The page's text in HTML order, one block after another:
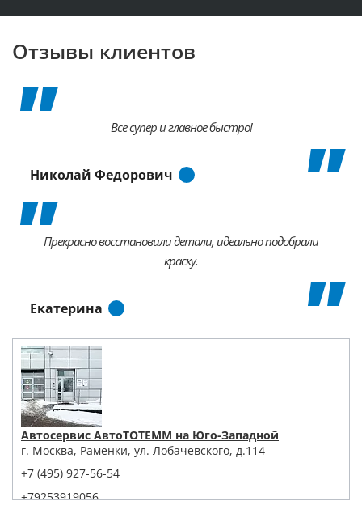
Отзывы клиентов
Все супер и главное быстро!
Николай Федорович
Прекрасно восстановили детали, идеально подобрали
краску.
Екатерина
Автосервис АвтоТОТЕММ на Юго-Западной
г. Москва, Раменки, ул. Лобачевского, д.114
+7 (495) 927-56-54
+79253919056